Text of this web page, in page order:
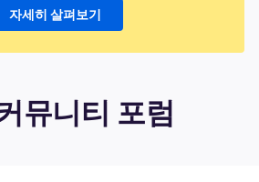
자세히 살펴보기
뮤니티 포럼